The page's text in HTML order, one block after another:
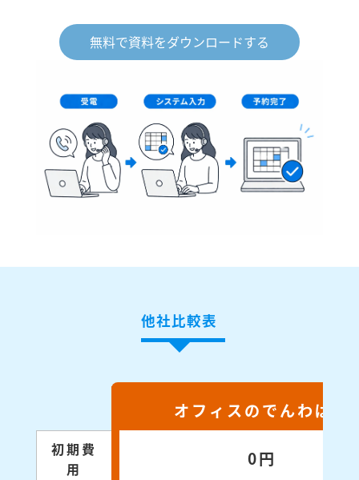
無料で資料をダウンロードする
他社比較表
オフィスのでんわばん
初期費
用
0円